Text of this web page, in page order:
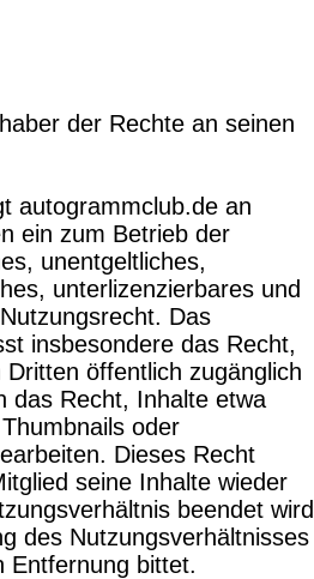
der Rechte an seinen
autogrammclub.de an
ein zum Betrieb der
unentgeltliches,
unterlizenzierbares und
Das
insbesondere das Recht,
öffentlich zugänglich
das Recht, Inhalte etwa
oder
Dieses Recht
seine Inhalte wieder
beendet wird
des Nutzungsverhältnisses
Entfernung bittet.